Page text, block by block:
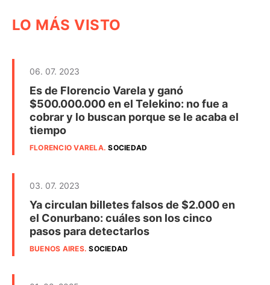
LO MÁS VISTO
06. 07. 2023
Es de Florencio Varela y ganó
$500.000.000 en el Telekino: no fue a
cobrar y lo buscan porque se le acaba el
tiempo
FLORENCIO VARELA.SOCIEDAD
03. 07. 2023
Ya circulan billetes falsos de $2.000 en
el Conurbano: cuáles son los cinco
pasos para detectarlos
BUENOS AIRES.SOCIEDAD